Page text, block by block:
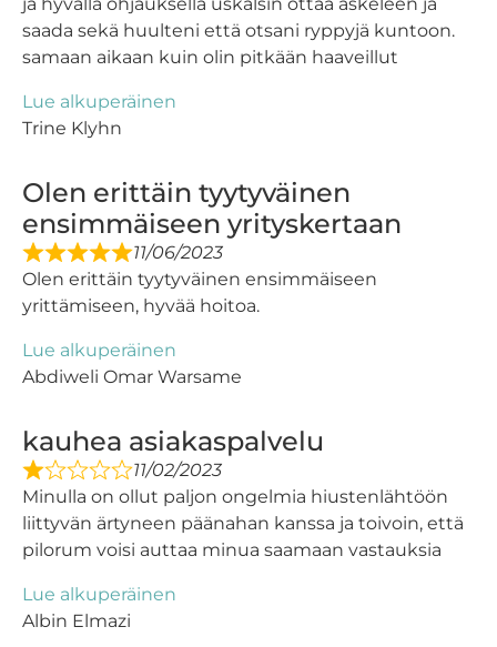
saada sekä huulteni että otsani ryppyjä kuntoon.
samaan aikaan kuin olin pitkään haaveillut
Lue alkuperäinen
Trine Klyhn
Olen erittäin tyytyväinen
ensimmäiseen yrityskertaan
11/06/2023
Olen erittäin tyytyväinen ensimmäiseen
yrittämiseen, hyvää hoitoa.
Lue alkuperäinen
Abdiweli Omar Warsame
kauhea asiakaspalvelu
11/02/2023
Minulla on ollut paljon ongelmia hiustenlähtöön
liittyvän ärtyneen päänahan kanssa ja toivoin, että
pilorum voisi auttaa minua saamaan vastauksia
Lue alkuperäinen
Albin Elmazi